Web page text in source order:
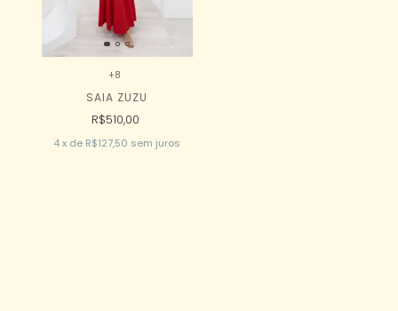
+8
SAIA ZUZU
R$510,00
4 x de R$127,50 sem juros